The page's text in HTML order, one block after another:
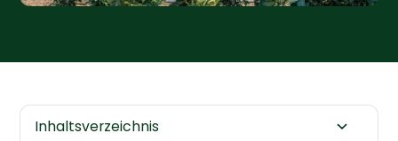
Inhaltsverzeichnis